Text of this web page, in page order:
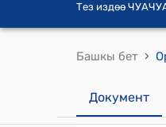
Тез издөө ЧУА
Башкы бет ›
Документ